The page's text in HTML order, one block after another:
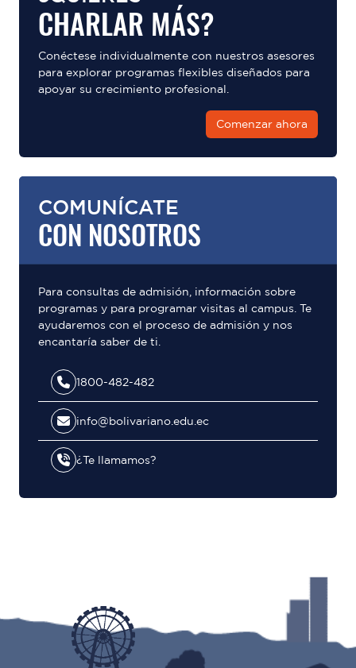
CHARLAR MÁS?
Conéctese individualmente con nuestros asesores
para explorar programas flexibles diseñados para
apoyar su crecimiento profesional.
Comenzar ahora
COMUNÍCATE
CON NOSOTROS
Para consultas de admisión, información sobre
programas y para programar visitas al campus. Te
ayudaremos con el proceso de admisión y nos
encantaría saber de ti.
1800-482-482
info@bolivariano.edu.ec
¿Te llamamos?